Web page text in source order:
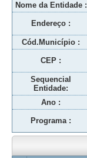
Nome da Entidade :
Endereço :
Cód.Município :
CEP :
Sequencial
Entidade:
Ano :
Programa :